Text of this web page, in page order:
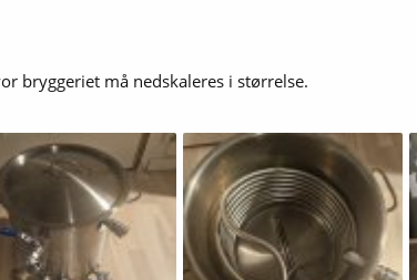
bryggeriet må nedskaleres i størrelse.